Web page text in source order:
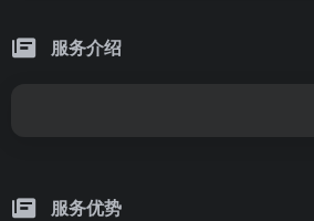
服务介绍
服务优势